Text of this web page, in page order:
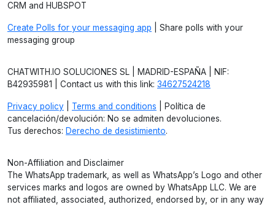
CRM and HUBSPOT
Create Polls for your messaging app | Share polls with your
messaging group
CHATWITH.IO SOLUCIONES SL | MADRID-ESPAÑA | NIF:
B42935981 | Contact us with this link: 34627524218
Privacy policy Terms and conditions | Política de
cancelación/devolución: No se admiten devoluciones.
Tus derechos: Derecho de desistimiento.
Non-Affiliation and Disclaimer
The WhatsApp trademark, as well as WhatsApp’s Logo and other
services marks and logos are owned by WhatsApp LLC. We are
not affiliated, associated, authorized, endorsed by, or in any way